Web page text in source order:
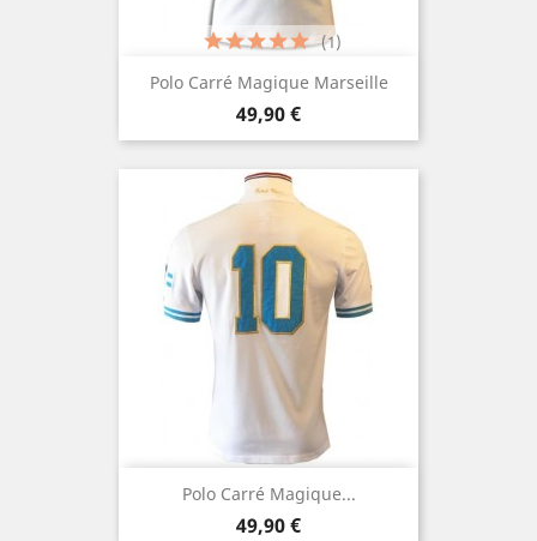
Polo Carré Magique Marseille
Prezzo
49,90 €
(1)
Polo Carré Magique...
Prezzo
49,90 €